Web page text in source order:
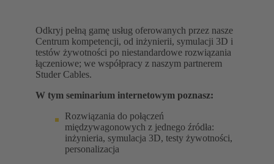
Odkryj pełną gamę usług oferowanych przez nasze
Centrum kompetencji, od inżynierii, symulacji 3D i
testów żywotności po niestandardowe rozwiązania
łączeniowe; we współpracy z naszym partnerem
Studer Cables.
W tym seminarium internetowym poznasz:
Rozwiązania do połączeń
międzywagonowych z jednego źródła:
inżynieria, symulacja 3D, testy żywotności,
personalizacja